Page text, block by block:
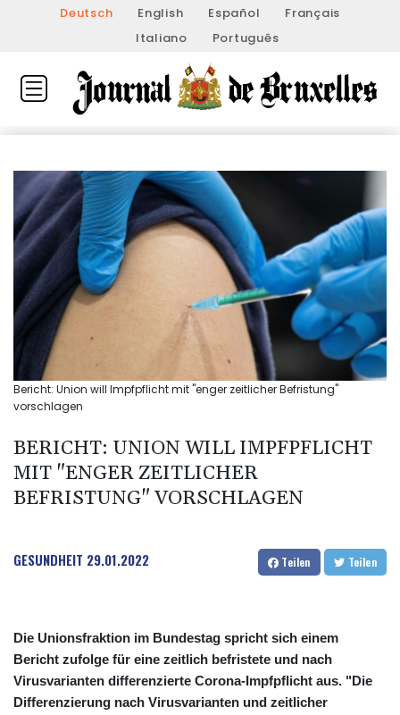
Deutsch English Español
Français
Italiano
Português
Bericht: Union will Impfpflicht mit "enger zeitlicher Befristung"
vorschlagen
BERICHT: UNION WILL IMPFPFLICHT
MIT "ENGER ZEITLICHER
BEFRISTUNG" VORSCHLAGEN
GESUNDHEIT 29.01.2022 Teilen Teilen
Die Unionsfraktion im Bundestag spricht sich einem
Bericht zufolge für eine zeitlich befristete und nach
Virusvarianten differenzierte Corona-Impfpflicht aus. "Die
Differenzierung nach Virusvarianten und zeitlicher